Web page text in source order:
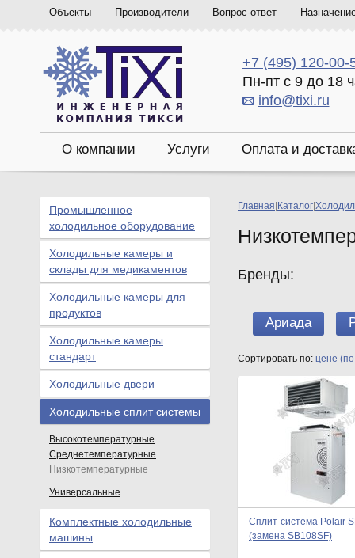
Объекты Производители Вопрос-ответ
+7 (495) 120-00-
Пн-пт с 9 до 18
info@tixi.ru
О компании Услуги Оплата и
Главная Каталог
Бренды:
Ариада
Сортировать по: цене
Сплит-система Polair
(замена SB108SF)
Промышленное
холодильное оборудование
Холодильные камеры и
склады для медикаментов
Холодильные камеры для
продуктов
Холодильные камеры
стандарт
Холодильные двери
Холодильные сплит системы
Высокотемпературные
Среднетемпературные
Низкотемпературные
Универсальные
Комплектные холодильные
машины